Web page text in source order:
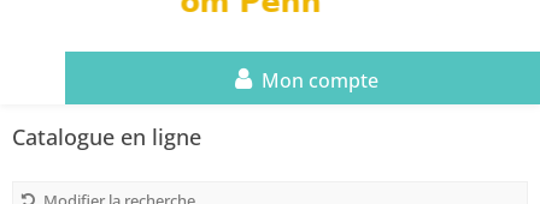
Mon compte
Catalogue en ligne